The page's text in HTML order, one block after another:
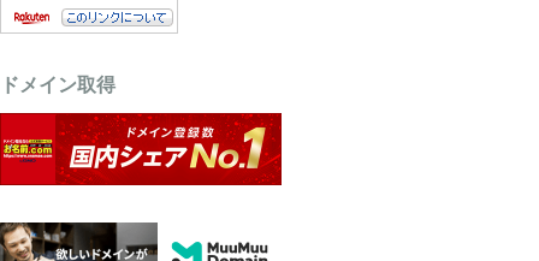
ドメイン取得